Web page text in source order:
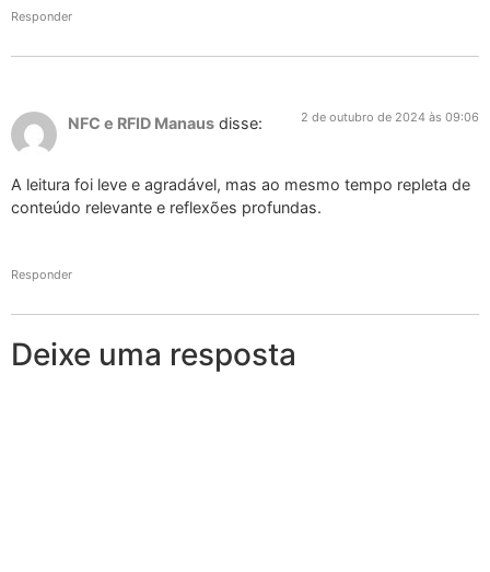
Responder
NFC e RFID Manaus disse: 2 de outubro de 2024 às 09:06
A leitura foi leve e agradável, mas ao mesmo tempo repleta de
conteúdo relevante e reflexões profundas.
Responder
Deixe uma resposta